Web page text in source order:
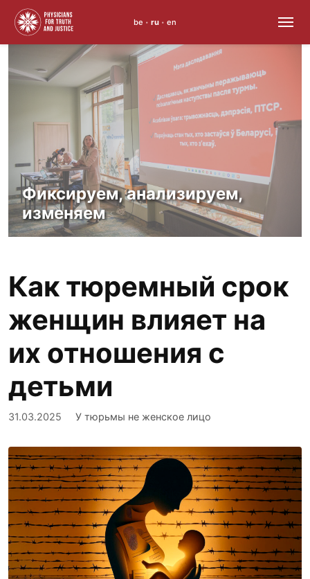
to
content
be • ru • en
Фиксируем, анализируем,
изменяем
Как тюремный срок
женщин влияет на
их отношения с
детьми
31.03.2025 У тюрьмы не женское лицо